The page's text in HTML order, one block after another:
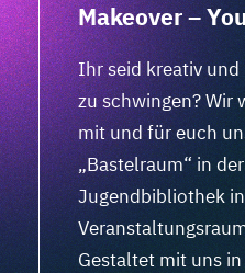
Makeover –
Ihr seid kreativ
zu schwingen? Wir
mit und für euch
„Bastelraum“ in
Jugendbibliothek
Gestaltet mit uns